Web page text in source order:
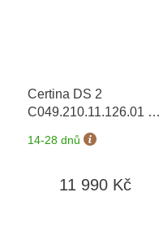
Certina DS 2
C049.210.11.126.01 +
prodloužená záruka 5
let
14-28 dnů
11 990 Kč